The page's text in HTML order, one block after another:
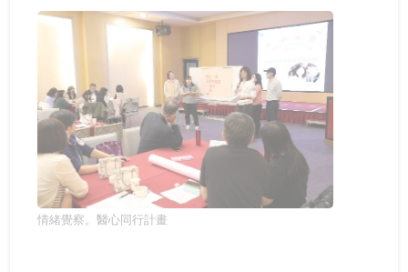
情緒覺察。醫心同行計畫